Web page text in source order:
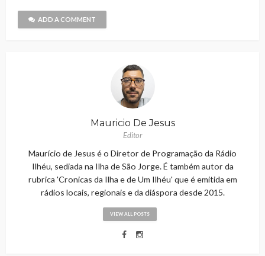
ADD A COMMENT
Mauricio De Jesus
Editor
Maurício de Jesus é o Diretor de Programação da Rádio
Ilhéu, sediada na Ilha de São Jorge. É também autor da
rubrica 'Cronicas da Ilha e de Um Ilhéu' que é emitida em
rádios locais, regionais e da diáspora desde 2015.
VIEW ALL POSTS